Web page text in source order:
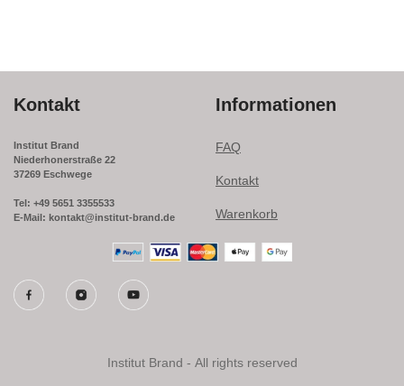
Kontakt
Institut Brand
Niederhonerstraße 22
37269 Eschwege
Tel: +49 5651 3355533
E-Mail: kontakt@institut-brand.de
Informationen
FAQ
Kontakt
Warenkorb
Institut Brand - All rights reserved